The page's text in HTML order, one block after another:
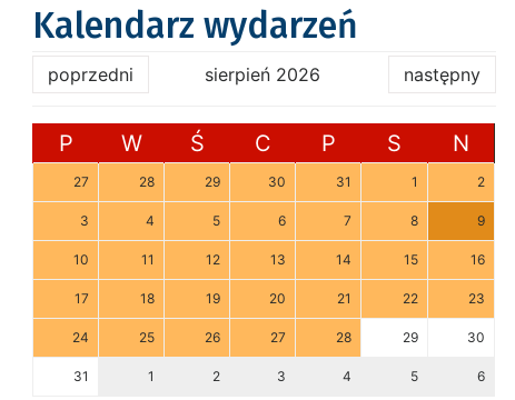
Kalendarz wydarzeń
poprzedni sierpień 2026 następny
P W Ś C P S N
27 28 29 30 31 1 2
3 4 5 6 7 8 9
10 11 12 13 14 15 16
17 18 19 20 21 22 23
24 25 26 27 28 29 30
31 1 2 3 4 5 6